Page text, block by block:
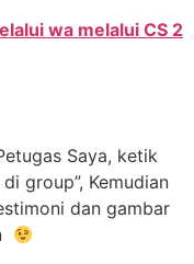
wa melalui CS 2
Saya, ketik
group”, Kemudian
dan gambar